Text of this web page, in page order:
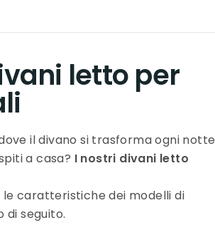
letto per
il divano si trasforma ogni notte
a casa? I nostri divani letto
caratteristiche dei modelli di
seguito.